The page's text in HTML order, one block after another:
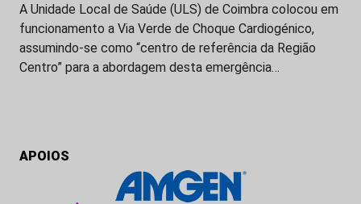
A Unidade Local de Saúde (ULS) de Coimbra colocou em
funcionamento a Via Verde de Choque Cardiogénico,
assumindo-se como “centro de referência da Região
Centro” para a abordagem desta emergência…
APOIOS